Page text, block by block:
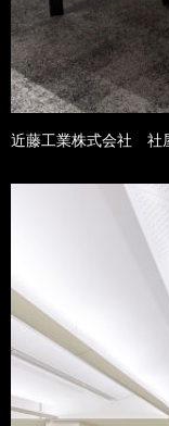
近藤工業株式会社 社